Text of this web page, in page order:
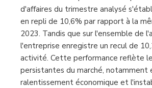
d'affaires du trimestre analysé
en repli de 10,6% par rapport à la
2023. Tandis que sur l'ensemble de
l'entreprise enregistre un recul de
activité. Cette performance reflète
persistantes du marché, notamment
ralentissement économique et